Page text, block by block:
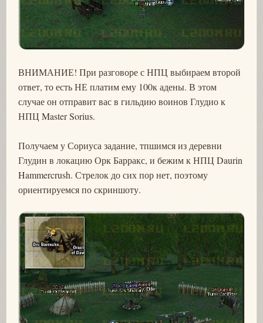
ВНИМАНИЕ! При разговоре с НПЦ выбираем второй
ответ, то есть НЕ платим ему 100к адены. В этом
случае он отправит вас в гильдию воинов Глудио к
НПЦ Master Sorius.
Получаем у Сориуса задание, тпшимся из деревни
Глудин в локацию Орк Барракс, и бежим к НПЦ Daurin
Hammercrush. Стрелок до сих пор нет, поэтому
ориентируемся по скриншоту.